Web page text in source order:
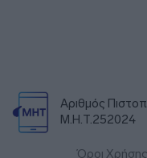
Αριθμός
Μ.Η.Τ.252024
Όροι Χρήσης